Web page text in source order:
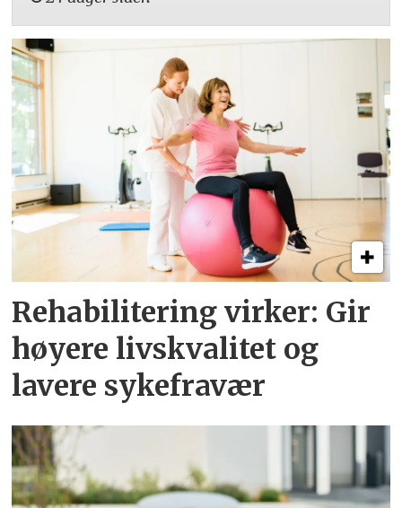
Rehabilitering virker: Gir
høyere livskvalitet og
lavere sykefravær